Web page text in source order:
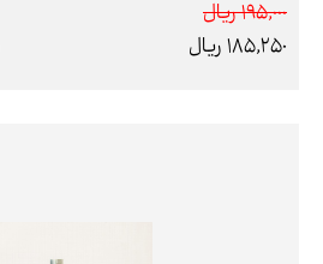
195,000 ريال
185,250 ريال